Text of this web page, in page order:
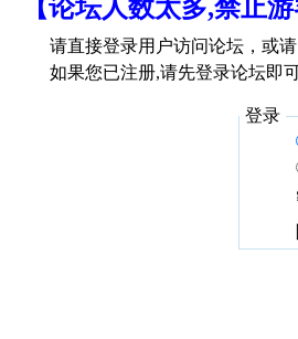
【论坛人数太多,禁止
请直接登录用户访问论坛，或请
如果您已注册,请先登录论坛即
登录